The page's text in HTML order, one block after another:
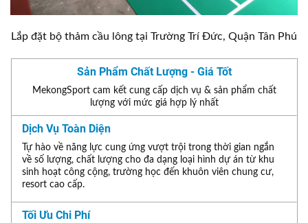
Lắp đặt bộ thảm cầu lông tại Trường Trí Đức, Quận Tân Phú
Sản Phẩm Chất Lượng - Giá Tốt
MekongSport cam kết cung cấp dịch vụ & sản phẩm chất
lượng với mức giá hợp lý nhất
Dịch Vụ Toàn Diện
Tự hào về năng lực cung ứng vượt trội trong thời gian ngắn
về số lượng, chất lượng cho đa dạng loại hình dự án từ khu
sinh hoạt công cộng, trường học đến khuôn viên chung cư,
resort cao cấp.
Tối Ưu Chi Phí